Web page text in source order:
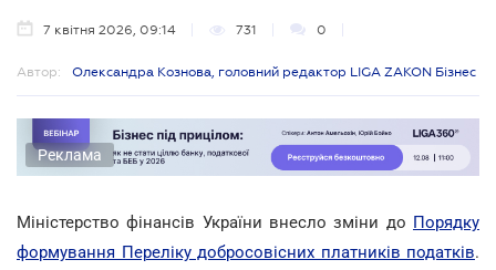
7 квітня 2026, 09:14 731 0
Автор: Олександра Кознова, головний редактор LIGA ZAKON Бізнес
Реклама
Міністерство фінансів України внесло зміни до Порядку
формування Переліку добросовісних платників податків.